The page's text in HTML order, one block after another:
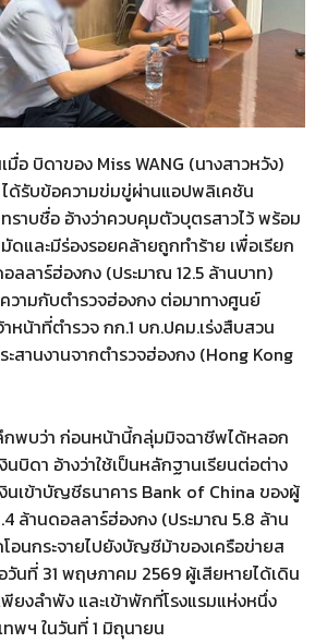
อ บิดาของ Miss WANG (นางสาวหวัง)
ด้รับข้อความข่มขู่ผ่านแอปพลิเคชัน
ราบชื่อ อ้างว่าควบคุมตัวบุตรสาวไว้ พร้อม
และมีร่องรอยคล้ายถูกทำร้าย เพื่อเรียก
ลลาร์ฮ่องกง (ประมาณ 12.5 ล้านบาท)
วามกับตำรวจฮ่องกง ต่อมาทางศูนย์
าหน้าที่ตำรวจ กก.1 บก.ปคม.เร่งสืบสวน
สานงานจากตำรวจฮ่องกง (Hong Kong
กพบว่า ก่อนหน้านี้กลุ่มมิจฉาชีพได้หลอก
นบิดา อ้างว่าใช้เป็นหลักฐานเรียนต่อต่าง
งินเข้าบัญชีธนาคาร Bank of China ของผู้
ล้านดอลลาร์ฮ่องกง (ประมาณ 5.8 ล้าน
อนกระจายไปยังบัญชีม้าของเครือข่ายส
วันที่ 31 พฤษภาคม 2569 ผู้เสียหายได้เดิน
ยงลำพัง และเข้าพักที่โรงแรมแห่งหนึ่ง
ทพฯ ในวันที่ 1 มิถุนายน